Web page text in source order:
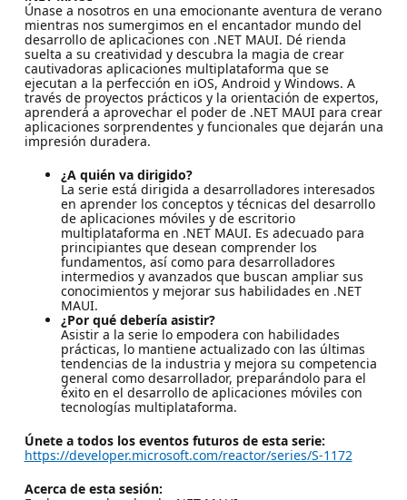
Únase a nosotros en una emocionante aventura de verano
mientras nos sumergimos en el encantador mundo del
desarrollo de aplicaciones con .NET MAUI. Dé rienda
suelta a su creatividad y descubra la magia de crear
cautivadoras aplicaciones multiplataforma que se
ejecutan a la perfección en iOS, Android y Windows. A
través de proyectos prácticos y la orientación de expertos,
aprenderá a aprovechar el poder de .NET MAUI para crear
aplicaciones sorprendentes y funcionales que dejarán una
impresión duradera.
¿A quién va dirigido?
La serie está dirigida a desarrolladores interesados
en aprender los conceptos y técnicas del desarrollo
de aplicaciones móviles y de escritorio
multiplataforma en .NET MAUI. Es adecuado para
principiantes que desean comprender los
fundamentos, así como para desarrolladores
intermedios y avanzados que buscan ampliar sus
conocimientos y mejorar sus habilidades en .NET
MAUI.
¿Por qué debería asistir?
Asistir a la serie lo empodera con habilidades
prácticas, lo mantiene actualizado con las últimas
tendencias de la industria y mejora su competencia
general como desarrollador, preparándolo para el
éxito en el desarrollo de aplicaciones móviles con
tecnologías multiplataforma.
Únete a todos los eventos futuros de esta serie:
https://developer.microsoft.com/reactor/series/S-1172
Acerca de esta sesión: